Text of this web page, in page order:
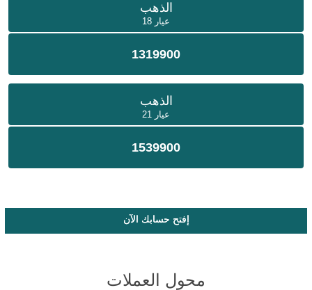
الذهب
عيار 18
1319900
الذهب
عيار 21
1539900
إفتح حسابك الآن
محول العملات